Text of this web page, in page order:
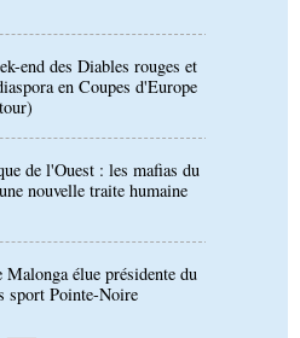
de l'Ouest : les mafias du
nouvelle traite humaine
élue présidente du
sport Pointe-Noire
des Congolais de